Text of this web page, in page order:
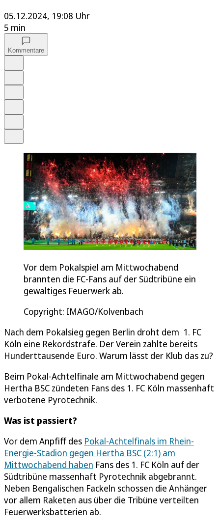
05.12.2024, 19:08 Uhr
5 min
Kommentare
Vor dem Pokalspiel am Mittwochabend
brannten die FC-Fans auf der Südtribüne ein
gewaltiges Feuerwerk ab.
Copyright: IMAGO/Kolvenbach
Nach dem Pokalsieg gegen Berlin droht dem 1. FC
Köln eine Rekordstrafe. Der Verein zahlte bereits
Hunderttausende Euro. Warum lässt der Klub das zu?
Beim Pokal-Achtelfinale am Mittwochabend gegen
Hertha BSC zündeten Fans des 1. FC Köln massenhaft
verbotene Pyrotechnik.
Was ist passiert?
Vor dem Anpfiff des Pokal-Achtelfinals im Rhein-
Energie-Stadion gegen Hertha BSC (2:1) am
Mittwochabend haben Fans des 1. FC Köln auf der
Südtribüne massenhaft Pyrotechnik abgebrannt.
Neben Bengalischen Fackeln schossen die Anhänger
vor allem Raketen aus über die Tribüne verteilten
Feuerwerksbatterien ab.